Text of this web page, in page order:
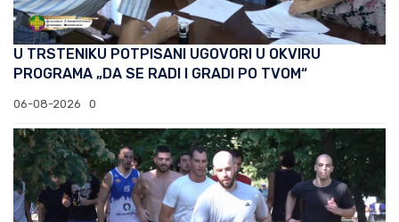
U TRSTENIKU POTPISANI UGOVORI U OKVIRU
PROGRAMA „DA SE RADI I GRADI PO TVOM“
06-08-2026 0